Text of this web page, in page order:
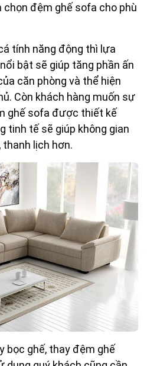
chọn đệm ghế sofa cho phù
tính năng động thì lựa
bật sẽ giúp tăng phần ấn
căn phòng và thể hiện
Còn khách hàng muốn sự
ghế sofa được thiết kế
tinh tế sẽ giúp không gian
lịch hơn.
bọc ghế, thay đệm ghế